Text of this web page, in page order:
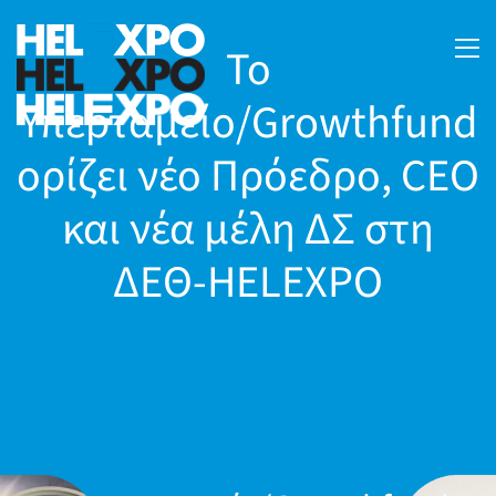
Το
Υπερταμείο/Growthfund
ορίζει νέο Πρόεδρο, CEO
και νέα μέλη ΔΣ στη
ΔΕΘ-HELEXPO